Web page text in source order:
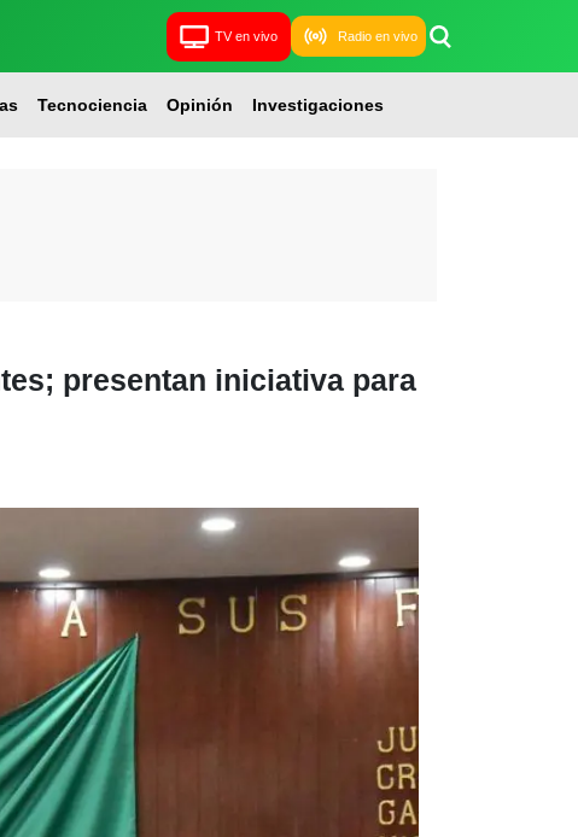
TV en vivo Radio en vivo
Tecnociencia Opinión Investigaciones
presentan iniciativa para